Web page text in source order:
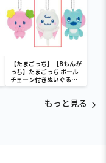
【たまごっち】【Bもんが
っち】たまごっち ボール
チェーン付きぬいぐるみ
～Tamagotchi
もっと見る